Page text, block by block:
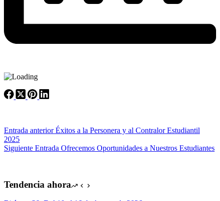
Entrada anteriorÉxitos a la Personera y al Contralor Estudiantil
2025
Siguiente Entrada Ofrecemos Oportunidades a Nuestros Estudiantes
Tendencia ahora